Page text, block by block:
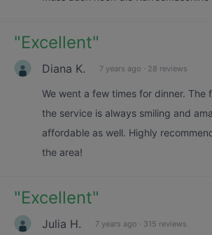
"Excellent"
Diana K. 7 years ago · 28 reviews
We went a few times for dinner. The
the service is always smiling and
affordable as well. Highly
the area!
"Excellent"
Julia H. 7 years ago · 315 reviews